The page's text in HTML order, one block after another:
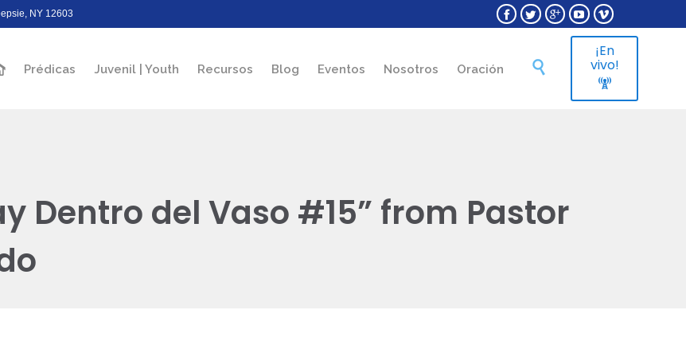
NY 12603     
Skip
Prédicas Juvenil | Youth Recursos Blog Eventos Nosotros Oración 
¡En
vivo!

Dentro del Vaso #15” from Pastor